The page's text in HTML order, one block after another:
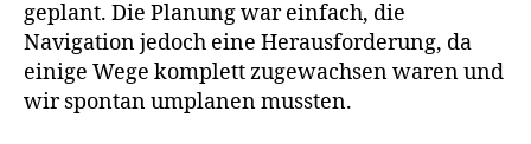
geplant. Die Planung war einfach, die
Navigation jedoch eine Herausforderung, da
einige Wege komplett zugewachsen waren und
wir spontan umplanen mussten.